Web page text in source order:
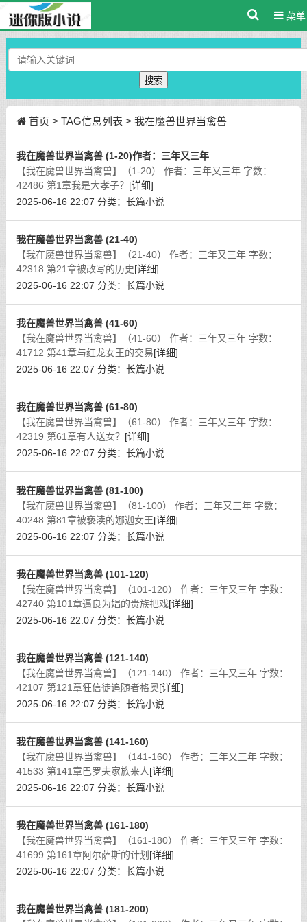
菜单
搜索
首页 > TAG信息列表 > 我在魔兽世界当禽兽
我在魔兽世界当禽兽 (1-20)作者：三年又三年
【我在魔兽世界当禽兽】（1-20） 作者：三年又三年 字数：
42486 第1章我是大孝子？ [详细]
2025-06-16 22:07 分类： 长篇小说
我在魔兽世界当禽兽 (21-40)
【我在魔兽世界当禽兽】（21-40） 作者：三年又三年 字数：
42318 第21章被改写的历史[详细]
2025-06-16 22:07 分类： 长篇小说
我在魔兽世界当禽兽 (41-60)
【我在魔兽世界当禽兽】（41-60） 作者：三年又三年 字数：
41712 第41章与红龙女王的交易[详细]
2025-06-16 22:07 分类： 长篇小说
我在魔兽世界当禽兽 (61-80)
【我在魔兽世界当禽兽】（61-80） 作者：三年又三年 字数：
42319 第61章有人送女？ [详细]
2025-06-16 22:07 分类： 长篇小说
我在魔兽世界当禽兽 (81-100)
【我在魔兽世界当禽兽】（81-100） 作者：三年又三年 字数：
40248 第81章被亵渎的娜迦女王[详细]
2025-06-16 22:07 分类： 长篇小说
我在魔兽世界当禽兽 (101-120)
【我在魔兽世界当禽兽】（101-120） 作者：三年又三年 字数：
42740 第101章逼良为娼的贵族把戏[详细]
2025-06-16 22:07 分类： 长篇小说
我在魔兽世界当禽兽 (121-140)
【我在魔兽世界当禽兽】（121-140） 作者：三年又三年 字数：
42107 第121章狂信徒追随者格奥[详细]
2025-06-16 22:07 分类： 长篇小说
我在魔兽世界当禽兽 (141-160)
【我在魔兽世界当禽兽】（141-160） 作者：三年又三年 字数：
41533 第141章巴罗夫家族来人[详细]
2025-06-16 22:07 分类： 长篇小说
我在魔兽世界当禽兽 (161-180)
【我在魔兽世界当禽兽】（161-180） 作者：三年又三年 字数：
41699 第161章阿尔萨斯的计划 [详细]
2025-06-16 22:07 分类： 长篇小说
我在魔兽世界当禽兽 (181-200)